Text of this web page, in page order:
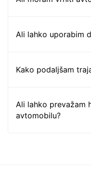
Ali lahko uporabim
Kako podaljšam
Ali lahko prevažam
avtomobilu?